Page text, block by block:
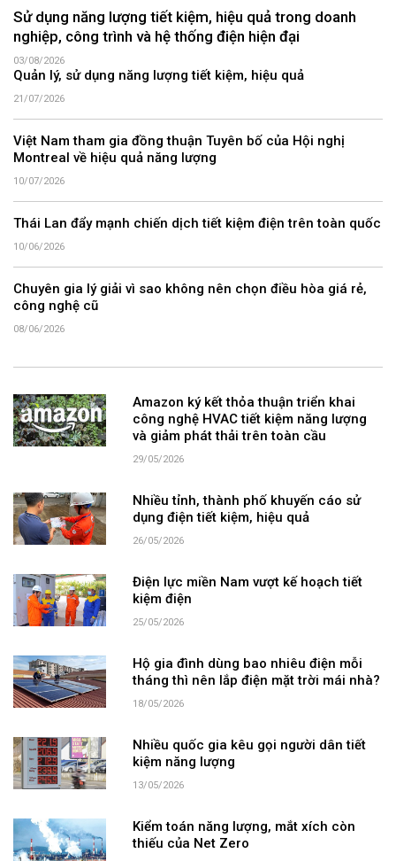
Sử dụng năng lượng tiết kiệm, hiệu quả trong doanh
nghiệp, công trình và hệ thống điện hiện đại
03/08/2026
Quản lý, sử dụng năng lượng tiết kiệm, hiệu quả
21/07/2026
Việt Nam tham gia đồng thuận Tuyên bố của Hội nghị
Montreal về hiệu quả năng lượng
10/07/2026
Thái Lan đẩy mạnh chiến dịch tiết kiệm điện trên toàn quốc
10/06/2026
Chuyên gia lý giải vì sao không nên chọn điều hòa giá rẻ,
công nghệ cũ
08/06/2026
Amazon ký kết thỏa thuận triển khai
công nghệ HVAC tiết kiệm năng lượng
và giảm phát thải trên toàn cầu
29/05/2026
Nhiều tỉnh, thành phố khuyến cáo sử
dụng điện tiết kiệm, hiệu quả
26/05/2026
Điện lực miền Nam vượt kế hoạch tiết
kiệm điện
25/05/2026
Hộ gia đình dùng bao nhiêu điện mỗi
tháng thì nên lắp điện mặt trời mái nhà?
18/05/2026
Nhiều quốc gia kêu gọi người dân tiết
kiệm năng lượng
13/05/2026
Kiểm toán năng lượng, mắt xích còn
thiếu của Net Zero